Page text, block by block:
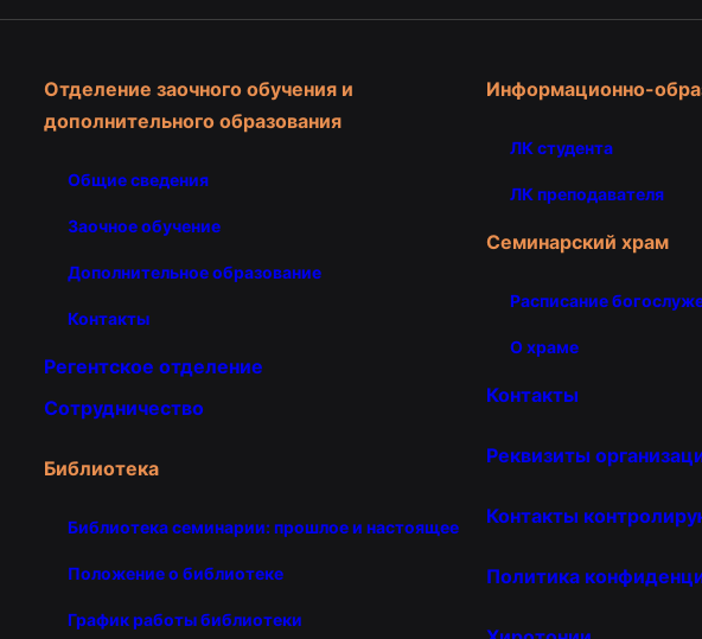
Отделение заочного обучения и
дополнительного образования
Общие сведения
Заочное обучение
Дополнительное образование
Контакты
Регентское отделение
Сотрудничество
Библиотека
Библиотека семинарии: прошлое и настоящее
Положение о библиотеке
График работы библиотеки
Информационно-
ЛК студента
ЛК преподавателя
Семинарский храм
Расписание
О храме
Контакты
Реквизиты
Контакты
Политика